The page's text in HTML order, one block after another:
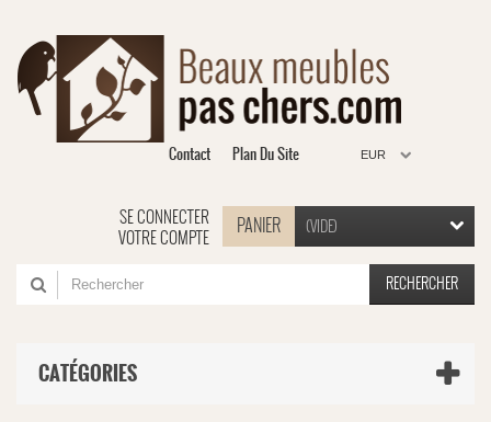
EUR
Contact Plan Du Site
PANIER (VIDE)
SE CONNECTER
VOTRE COMPTE
RECHERCHER
CATÉGORIES